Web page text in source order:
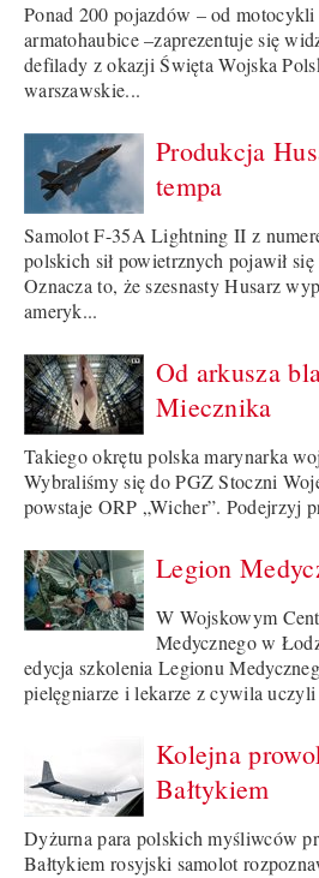
Ponad 200 pojazdów – od
armatohaubice –zaprezentuje się
defilady z okazji Święta Wojska
warszawskie...
Produkcja
tempa
Samolot F-35A Lightning II z
polskich sił powietrznych pojawił
Oznacza to, że szesnasty Husarz
ameryk...
Od arkusza
Miecznika
Takiego okrętu polska marynarka
Wybraliśmy się do PGZ Stoczni
powstaje ORP „Wicher”. Podejrzyj
Legion
W Wojskowym
Medycznego w
edycja szkolenia Legionu
pielęgniarze i lekarze z cywila uczyli
Kolejna
Bałtykiem
Dyżurna para polskich myśliwców
Bałtykiem rosyjski samolot